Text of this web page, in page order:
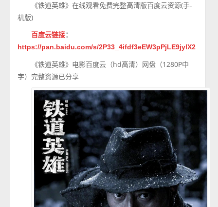
《铁道英雄》在线观看免费完整高清版百度云资源(手-
机版)
百度云链接：
https://pan.baidu.com/s/2P33_4ifdf3eEW3pPjLE9jylX2
《铁道英雄》电影百度云（hd高清）网盘（1280P中
字）完整资源已分享